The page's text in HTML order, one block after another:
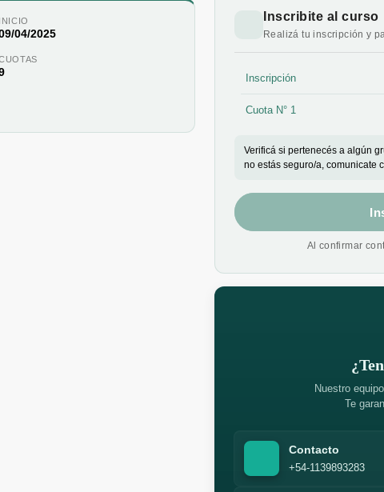
INICIO
04/2025
Inscribite al curso
Realizá tu inscripción y
Inscripción
Cuota N° 1
Verificá si pertenecés a algún
no estás seguro/a, comunicate
Al confirmar
Nuestro
Te
Contacto
+54-1139893283